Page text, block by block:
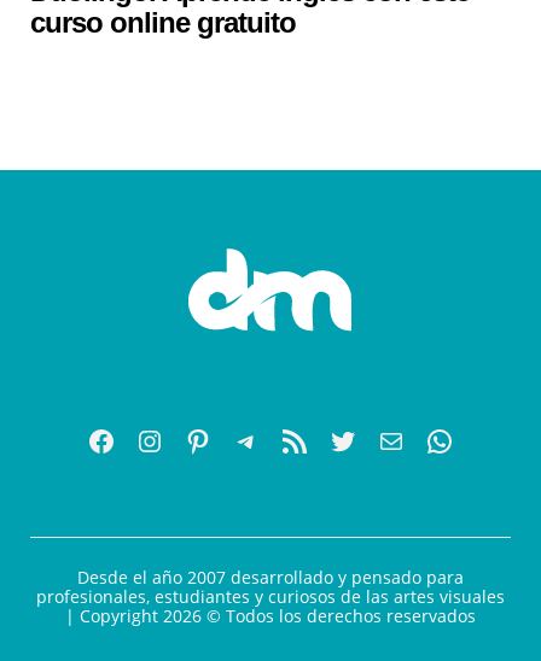
curso online gratuito
Desde el año 2007 desarrollado y pensado para
profesionales, estudiantes y curiosos de las artes visuales
| Copyright 2026 © Todos los derechos reservados